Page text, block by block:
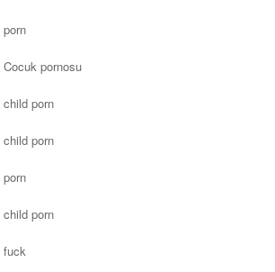
porn
Cocuk pornosu
child porn
child porn
porn
child porn
fuck